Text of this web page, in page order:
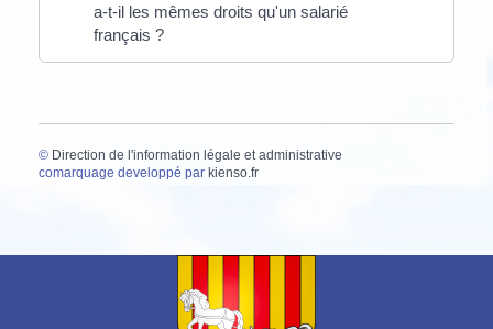
a-t-il les mêmes droits qu'un salarié
français ?
© Direction de l'information légale et administrative
comarquage developpé par kienso.fr